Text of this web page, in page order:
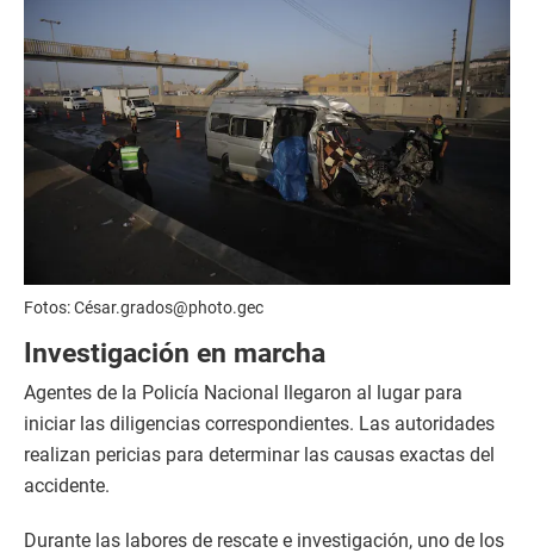
Fotos: César.grados@photo.gec
Investigación en marcha
Agentes de la Policía Nacional llegaron al lugar para
iniciar las diligencias correspondientes. Las autoridades
realizan pericias para determinar las causas exactas del
accidente.
Durante las labores de rescate e investigación, uno de los